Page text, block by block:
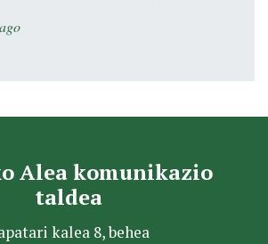
Alea komunikazio
taldea
kalea 8, behea